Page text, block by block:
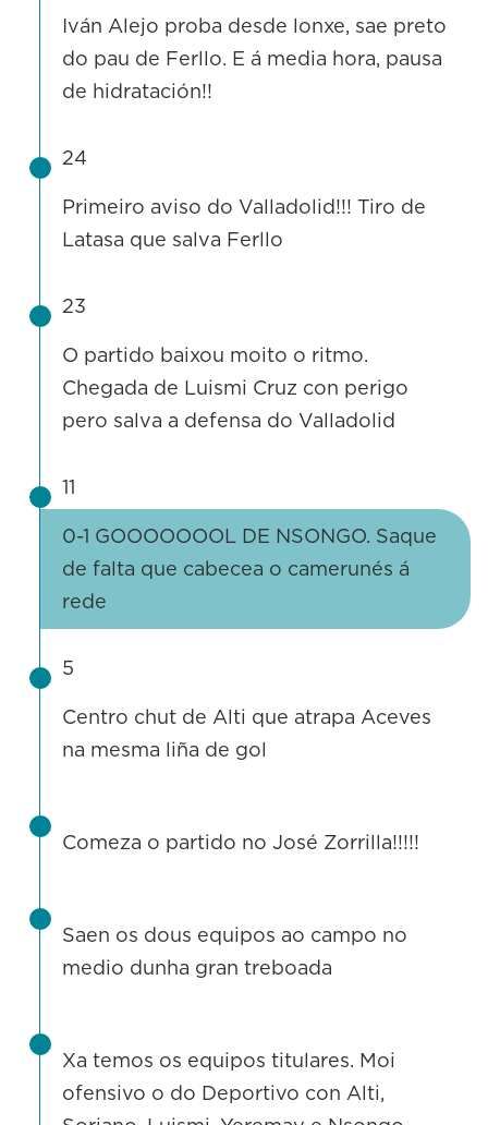
Xa temos os equipos titulares. Moi
ofensivo o do Deportivo con Alti,
Saen os dous equipos ao campo no
medio dunha gran treboada
Comeza o partido no José Zorrilla!!!!!
5
Centro chut de Alti que atrapa Aceves
na mesma liña de gol
11
0-1 GOOOOOOOL DE NSONGO. Saque
de falta que cabecea o camerunés á
rede
23
O partido baixou moito o ritmo.
Chegada de Luismi Cruz con perigo
pero salva a defensa do Valladolid
24
Primeiro aviso do Valladolid!!! Tiro de
Latasa que salva Ferllo
Iván Alejo proba desde lonxe, sae preto
do pau de Ferllo. E á media hora, pausa
de hidratación!!